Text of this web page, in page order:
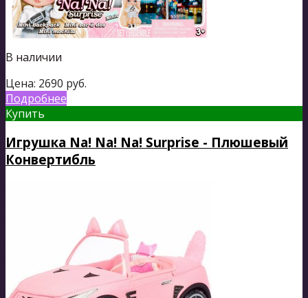
В наличии
Цена: 2690 руб.
Подробнее
Купить
Игрушка Na! Na! Na! Surprise - Плюшевый
Конвертибль